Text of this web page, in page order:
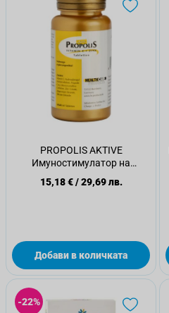
PROPOLIS AKTIVE
Имуностимулатор на
таблетки VITAMIN C & ZINK,
60 бр.
15,18 €/29,69 лв.
Добави в количката
-22%